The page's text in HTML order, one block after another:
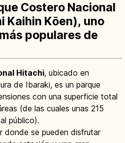
Costero Nacional
Kaihin Kōen), uno
populares de
Hitachi, ubicado en
de Ibaraki, es un parque
con una superficie total
(de las cuales unas 215
público).
donde se pueden disfrutar